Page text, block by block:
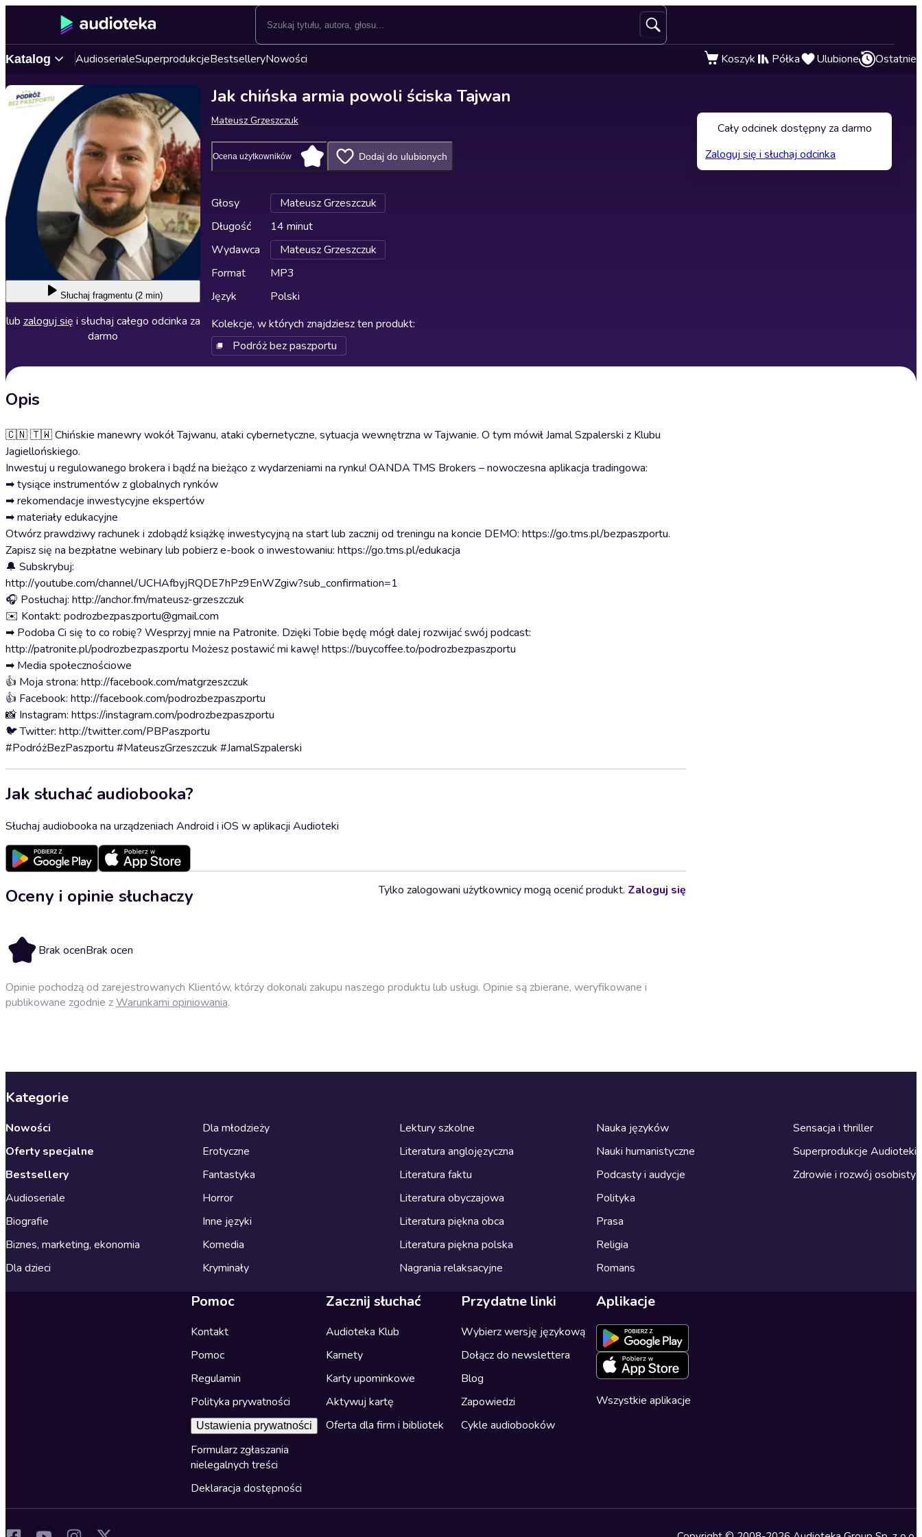
Katalog AudioserialeSuperprodukcjeBestselleryNowości Koszyk Półka Ulubione Ostatnie
Słuchaj fragmentu (2 min)
lub zaloguj się i słuchaj całego odcinka za
darmo
Jak chińska armia powoli ściska Tajwan
Mateusz Grzeszczuk
Ocena użytkowników Dodaj do ulubionych
Głosy
Mateusz Grzeszczuk
Długość
14 minut
Wydawca
Mateusz Grzeszczuk
Format
MP3
Język
Polski
Kolekcje, w których znajdziesz ten produkt:
Podróż bez paszportu
Opis
🇨🇳 🇹🇼 Chińskie manewry wokół Tajwanu, ataki cybernetyczne, sytuacja wewnętrzna w Tajwanie. O tym mówił Jamal Szpalerski z Klubu
Jagiellońskiego.
Inwestuj u regulowanego brokera i bądź na bieżąco z wydarzeniami na rynku! OANDA TMS Brokers – nowoczesna aplikacja tradingowa:
➡ tysiące instrumentów z globalnych rynków
➡ rekomendacje inwestycyjne ekspertów
➡ materiały edukacyjne
Otwórz prawdziwy rachunek i zdobądź książkę inwestycyjną na start lub zacznij od treningu na koncie DEMO: ⁠⁠⁠⁠⁠⁠⁠⁠⁠⁠⁠⁠⁠⁠⁠⁠⁠⁠⁠⁠⁠⁠⁠⁠⁠⁠⁠⁠⁠⁠⁠⁠⁠⁠⁠⁠⁠⁠⁠⁠⁠⁠⁠⁠⁠⁠⁠⁠⁠⁠⁠⁠⁠⁠⁠⁠⁠⁠⁠⁠⁠⁠⁠⁠⁠⁠⁠⁠⁠⁠⁠⁠⁠⁠https://go.tms.pl/bezpaszportu⁠⁠⁠⁠⁠⁠⁠⁠⁠⁠⁠⁠⁠⁠⁠⁠⁠⁠⁠⁠⁠⁠⁠⁠⁠⁠⁠⁠⁠⁠⁠⁠⁠⁠⁠⁠⁠⁠⁠⁠⁠⁠⁠⁠⁠⁠⁠⁠⁠⁠⁠⁠⁠⁠⁠⁠⁠⁠⁠⁠⁠⁠⁠⁠⁠⁠⁠⁠⁠⁠⁠⁠⁠⁠.
Zapisz się na bezpłatne webinary lub pobierz e-book o inwestowaniu: ⁠⁠⁠⁠⁠⁠⁠⁠⁠⁠⁠⁠⁠⁠⁠⁠⁠⁠⁠⁠⁠⁠⁠⁠⁠⁠⁠⁠⁠⁠⁠⁠⁠⁠⁠⁠⁠⁠⁠⁠⁠⁠⁠⁠⁠⁠⁠⁠⁠⁠⁠⁠⁠⁠⁠⁠⁠⁠⁠⁠⁠⁠⁠⁠⁠⁠⁠⁠⁠⁠⁠⁠⁠⁠https://go.tms.pl/edukacja⁠⁠⁠⁠⁠⁠⁠⁠⁠⁠⁠⁠⁠⁠⁠⁠⁠⁠⁠⁠⁠⁠⁠⁠⁠⁠⁠⁠⁠⁠⁠⁠⁠⁠⁠⁠⁠⁠⁠⁠⁠⁠⁠⁠⁠⁠⁠⁠⁠⁠⁠⁠⁠⁠⁠⁠⁠⁠⁠⁠⁠⁠⁠⁠⁠⁠⁠⁠⁠⁠⁠⁠⁠
🔔 Subskrybuj:
http://youtube.com/channel/UCHAfbyjRQDE7hPz9EnWZgiw?sub_confirmation=1
🎧 Posłuchaj: http://anchor.fm/mateusz-grzeszczuk
✉️ Kontakt: podrozbezpaszportu@gmail.com
➡ Podoba Ci się to co robię? Wesprzyj mnie na Patronite. Dzięki Tobie będę mógł dalej rozwijać swój podcast:
http://patronite.pl/podrozbezpaszportu Możesz postawić mi kawę! https://buycoffee.to/podrozbezpaszportu
➡ Media społecznościowe
👍 Moja strona: http://facebook.com/matgrzeszczuk
👍 Facebook: http://facebook.com/podrozbezpaszportu
📸 Instagram: https://instagram.com/podrozbezpaszportu
🐦 Twitter: http://twitter.com/PBPaszportu
#PodróżBezPaszportu #MateuszGrzeszczuk #JamalSzpalerski
Jak słuchać audiobooka?
Słuchaj audiobooka na urządzeniach Android i iOS w aplikacji Audioteki
Oceny i opinie słuchaczy
Brak ocenBrak ocen
Tylko zalogowani użytkownicy mogą ocenić produkt. Zaloguj się
Opinie pochodzą od zarejestrowanych Klientów, którzy dokonali zakupu naszego produktu lub usługi. Opinie są zbierane, weryfikowane i
publikowane zgodnie zWarunkami opiniowania.
Cały odcinek dostępny za darmo
Zaloguj się i słuchaj odcinka
Kategorie
Nowości
Oferty specjalne
Bestsellery
Audioseriale
Biografie
Biznes, marketing, ekonomia
Dla dzieci
Dla młodzieży
Erotyczne
Fantastyka
Horror
Inne języki
Komedia
Kryminały
Lektury szkolne
Literatura anglojęzyczna
Literatura faktu
Literatura obyczajowa
Literatura piękna obca
Literatura piękna polska
Nagrania relaksacyjne
Nauka języków
Nauki humanistyczne
Podcasty i audycje
Polityka
Prasa
Religia
Romans
Sensacja i thriller
Superprodukcje Audioteki
Zdrowie i rozwój osobisty
Pomoc
Kontakt
Pomoc
Regulamin
Polityka prywatności
Ustawienia prywatności
Formularz zgłaszania
nielegalnych treści
Deklaracja dostępności
Zacznij słuchać
Audioteka Klub
Karnety
Karty upominkowe
Aktywuj kartę
Oferta dla firm i bibliotek
Przydatne linki
Wybierz wersję językową
Dołącz do newslettera
Blog
Zapowiedzi
Cykle audiobooków
Aplikacje
Wszystkie aplikacje